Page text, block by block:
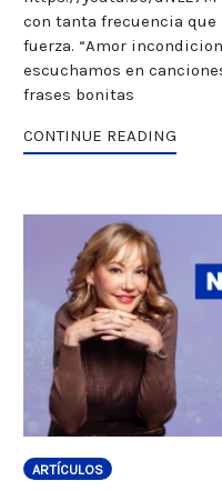
con tanta frecuencia que
fuerza. “Amor
escuchamos en
frases bonitas
CONTINUE READING
ARTÍCULOS